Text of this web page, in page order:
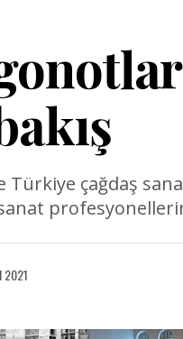
Türkiye çağdaş
2021